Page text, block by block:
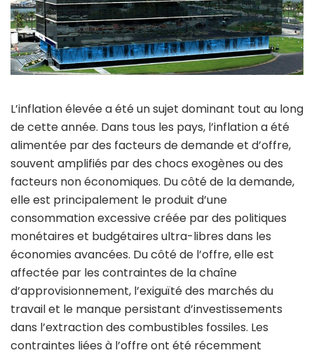
L’inflation élevée a été un sujet dominant tout au long
de cette année. Dans tous les pays, l’inflation a été
alimentée par des facteurs de demande et d’offre,
souvent amplifiés par des chocs exogènes ou des
facteurs non économiques. Du côté de la demande,
elle est principalement le produit d’une
consommation excessive créée par des politiques
monétaires et budgétaires ultra-libres dans les
économies avancées. Du côté de l’offre, elle est
affectée par les contraintes de la chaîne
d’approvisionnement, l’exiguïté des marchés du
travail et le manque persistant d’investissements
dans l’extraction des combustibles fossiles. Les
contraintes liées à l’offre ont été récemment